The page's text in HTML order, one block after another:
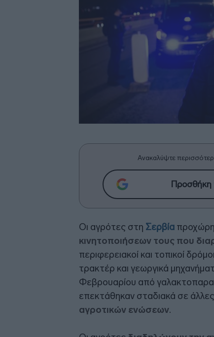
Ανακαλύψτε
Προσθήκη
Οι αγρότες στη Σερβία
κινητοποιήσεων τους που
περιφερειακοί και τοπικοί
τρακτέρ και γεωργικά
Φεβρουαρίου από
επεκτάθηκαν σταδιακά σε
αγροτικών ενώσεων.